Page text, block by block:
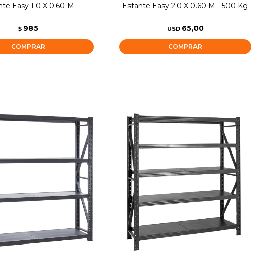
Easy 1.0 X 0.60 M
$ 985
Estante Easy 2.0 X 0.60 M - 500 Kg
USD 65,00